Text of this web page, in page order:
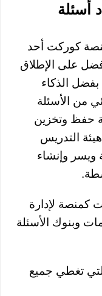
أسئلة
كوركت أحد
على الإطلاق
بفضل الذكاء
من الأسئلة
حفظ وتخزين
التدريس
ويسر وإنشاء
كمنصة لإدارة
وبنوك الأسئلة
تغطي جميع